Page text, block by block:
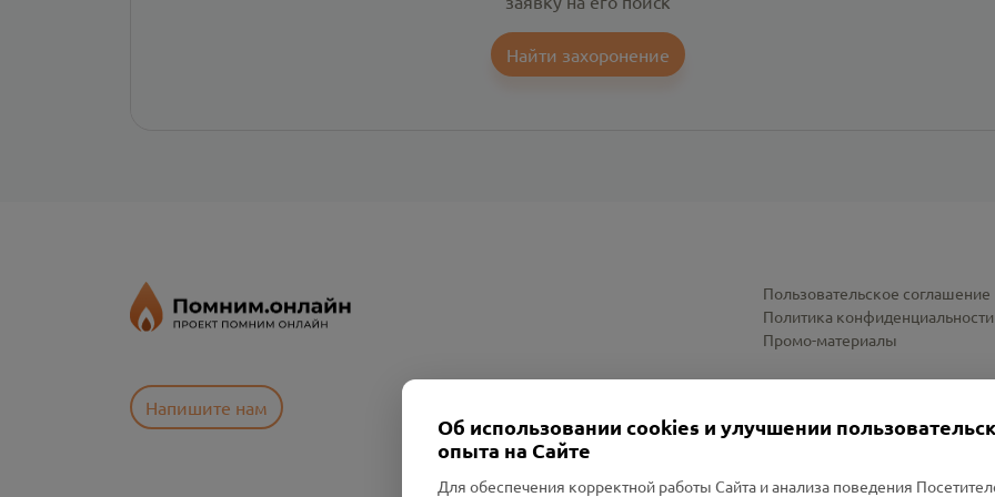
Найти захоронение
Напишите нам
Пользовательское соглашение
Политика конфиденциальности
Промо-материалы
Об использовании cookies и улучшении
опыта на Сайте
Для обеспечения корректной работы Сайта и анализа поведения